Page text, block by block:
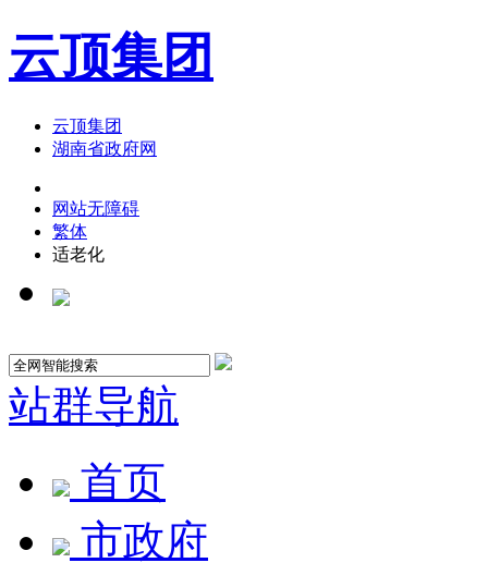
云顶集团
云顶集团
湖南省政府网
网站无障碍
繁体
适老化
站群导航
首页
市政府